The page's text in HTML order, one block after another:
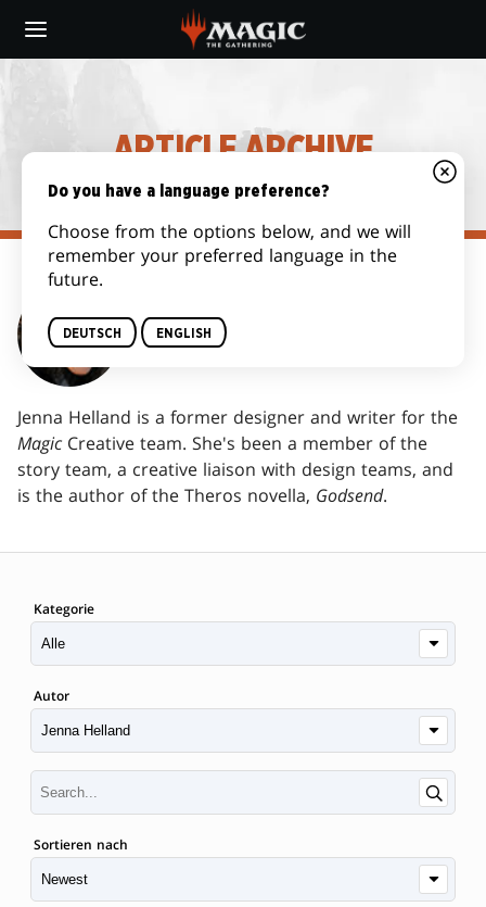
main
ARTICLE ARCHIVE
JENNA HELLAND
Jenna Helland is a former designer and writer for the
Magic Creative team. She's been a member of the
story team, a creative liaison with design teams, and
is the author of the Theros novella, Godsend.
Kategorie
Autor
Sortieren nach
Do you have a language preference?
Choose from the options below, and we will
remember your preferred language in the
future.
DEUTSCH ENGLISH